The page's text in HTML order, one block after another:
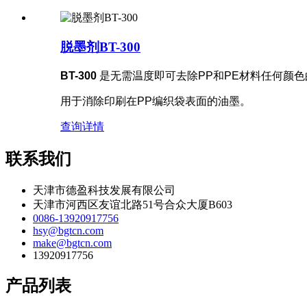
脱墨剂BT-300
BT-300 是无需温度即可去除PP和PE材料任何颜
用于消除印刷在PP编织袋表面的油墨。
查询详情
联系我们
天津市德盈科技发展有限公司
天津市河西区友谊北路51号合众大厦B603
0086-13920917756
hsy@bgtcn.com
make@bgtcn.com
13920917756
产品列表